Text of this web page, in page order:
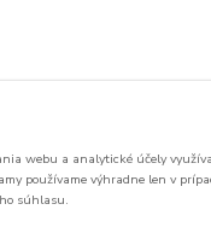
webu a analytické účely
používame výhradne len v
súhlasu.